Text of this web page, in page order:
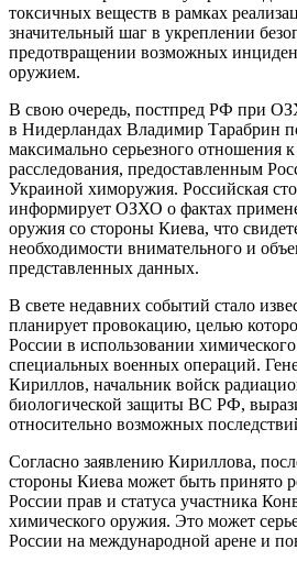
токсичных веществ в рамках
значительный шаг в укреплении
предотвращении возможных
оружием.
В свою очередь, постпред РФ при
в Нидерландах Владимир Тарабрин
максимально серьезного отношения к
расследования, предоставленным
Украиной химоружия. Российская
информирует ОЗХО о фактах
оружия со стороны Киева, что
необходимости внимательного и
представленных данных.
В свете недавних событий стало
планирует провокацию, целью
России в использовании
специальных военных операций.
Кириллов, начальник войск
биологической защиты ВС РФ,
относительно возможных
Согласно заявлению Кириллова,
стороны Киева может быть принято
России прав и статуса участника
химического оружия. Это может
России на международной арене и